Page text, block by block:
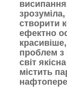
створити
ефектно
проблем з
світ
містить